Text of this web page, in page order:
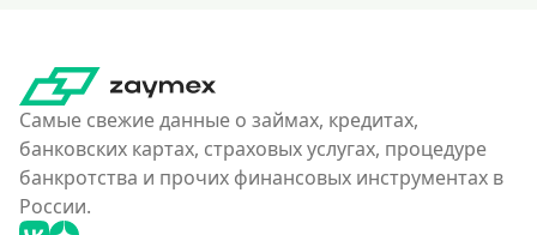
Как еКапуста
Наподобие Займера
Словно Золотая Корона
Привет Сосед
Квику
Самые свежие данные о займах, кредитах,
банковских картах, страховых услугах, процедуре
банкротства и прочих финансовых инструментах в
России.